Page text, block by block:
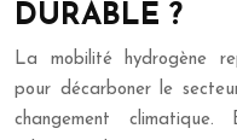
DURABLE ?
La mobilité hydrogène
pour décarboner le
changement